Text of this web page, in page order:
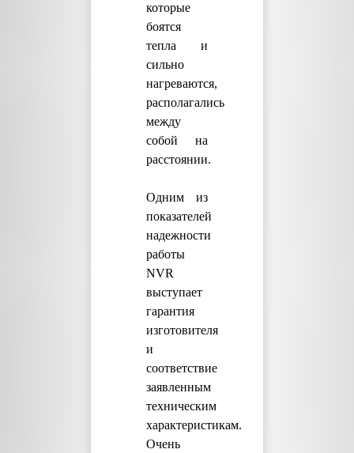
которые
боятся
тепла и
сильно
нагреваются,
располагались
между
собой на
расстоянии.
Одним из
показателей
надежности
работы
NVR
выступает
гарантия
изготовителя
и
соответствие
заявленным
техническим
характеристикам.
Очень